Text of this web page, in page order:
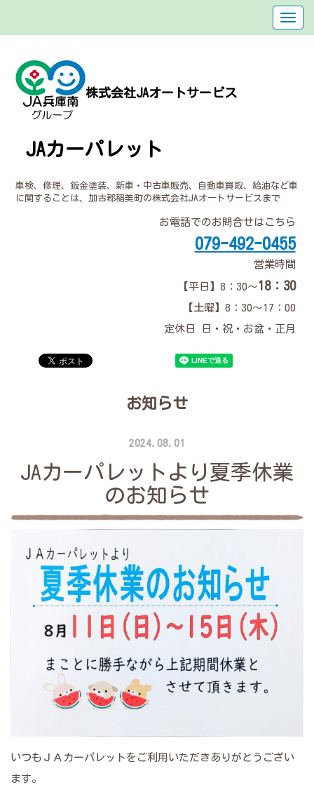
株式会社JAオートサービス
JAカーパレット
車検、修理、鈑金塗装、新車・中古車販売、自動車買取、給油など車
に関することは、加古郡稲美町の株式会社JAオートサービスまで
お電話でのお問合せはこちら
079-492-0455
営業時間
【平日】8：30～18：30
【土曜】8：30～17：00
定休日 日・祝・お盆・正月
お知らせ
2024.08.01
JAカーパレットより夏季休業
のお知らせ
いつもＪＡカーパレットをご利用いただきありがとうござい
ます。